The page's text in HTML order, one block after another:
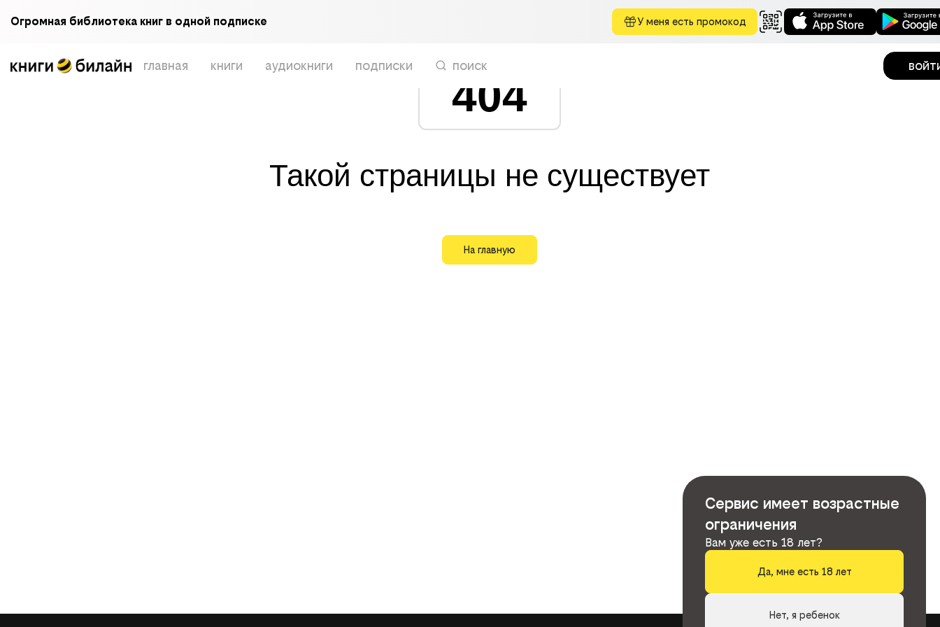
Огромная библиотека книг в одной подписке У меня есть промокод
главная книги аудиокниги подписки поиск
404
Такой страницы не существует
На главную
Сервис имеет возрастные
ограничения
Вам уже есть 18 лет?
Да, мне есть 18 лет
Нет, я ребенок